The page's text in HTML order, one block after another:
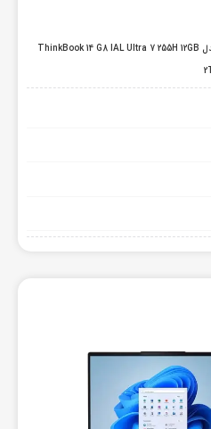
لپ تاپ 14 اینچی لنوو مدل ThinkBook 14 G8 IAL Ultra 7 255H 12GB